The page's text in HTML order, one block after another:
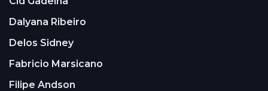
Dalyana Ribeiro
Delos Sidney
Fabricio Marsicano
Filipe Andson